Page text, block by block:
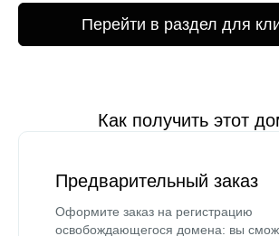
Перейти в раздел для
Как получить этот
Предварительный заказ
Оформите заказ на регистрацию
освобождающегося домена: вы